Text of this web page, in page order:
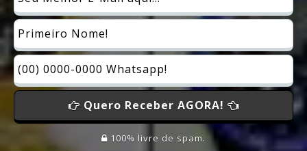
Quero Receber AGORA!
100% livre de spam.